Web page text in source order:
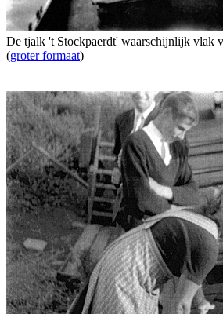
De tjalk 't Stockpaerdt' waarschijnlijk vlak
(groter formaat)